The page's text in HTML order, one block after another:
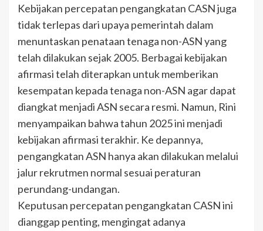
Kebijakan percepatan pengangkatan CASN juga
tidak terlepas dari upaya pemerintah dalam
menuntaskan penataan tenaga non-ASN yang
telah dilakukan sejak 2005. Berbagai kebijakan
afirmasi telah diterapkan untuk memberikan
kesempatan kepada tenaga non-ASN agar dapat
diangkat menjadi ASN secara resmi. Namun, Rini
menyampaikan bahwa tahun 2025 ini menjadi
kebijakan afirmasi terakhir. Ke depannya,
pengangkatan ASN hanya akan dilakukan melalui
jalur rekrutmen normal sesuai peraturan
perundang-undangan.
Keputusan percepatan pengangkatan CASN ini
dianggap penting, mengingat adanya